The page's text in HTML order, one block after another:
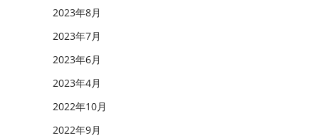
2023年8月
2023年7月
2023年6月
2023年4月
2022年10月
2022年9月